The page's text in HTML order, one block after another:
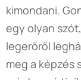
kimondani.
egy olyan
legerőről
meg a képzés